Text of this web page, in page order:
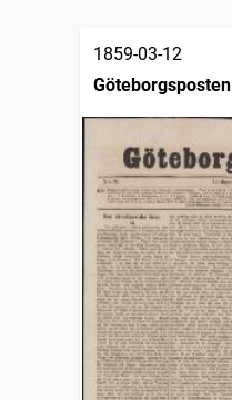
1859-03-12
Göteborgsposten